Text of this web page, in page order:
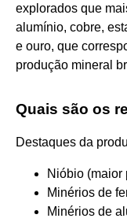
explorados que
alumínio, cobre,
e ouro, que
produção mineral
Quais são os
Destaques da
Nióbio (maior
Minérios de
Minérios de